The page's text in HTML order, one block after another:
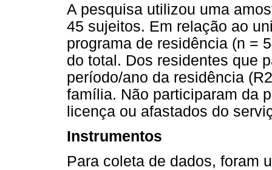
A pesquisa utilizou uma
45 sujeitos. Em relação ao
programa de residência (n =
do total. Dos residentes que
período/ano da residência
família. Não participaram da
licença ou afastados do
Instrumentos
Para coleta de dados, foram